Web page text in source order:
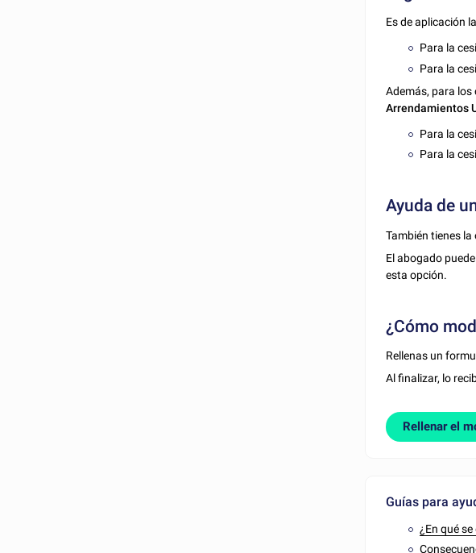
Es de aplicación la
Para la
Para la
Además, para los
Arrendamientos
Para la
Para la
Ayuda de
También tienes
El abogado
esta opción.
¿Cómo
Rellenas un
Al finalizar, lo
Rellenar el
Guías para
¿En qué